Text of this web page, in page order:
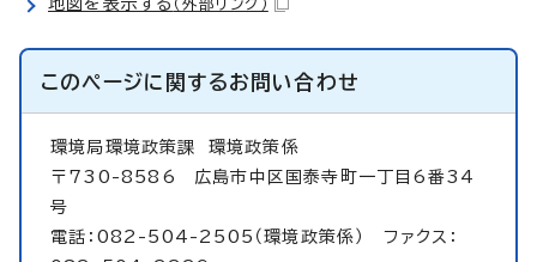
地図を表示する （外部リンク）
このページに関するお問い合わせ
環境局環境政策課 環境政策係
〒730-8586 広島市中区国泰寺町一丁目6番34
号
電話：082-504-2505（環境政策係） ファクス：